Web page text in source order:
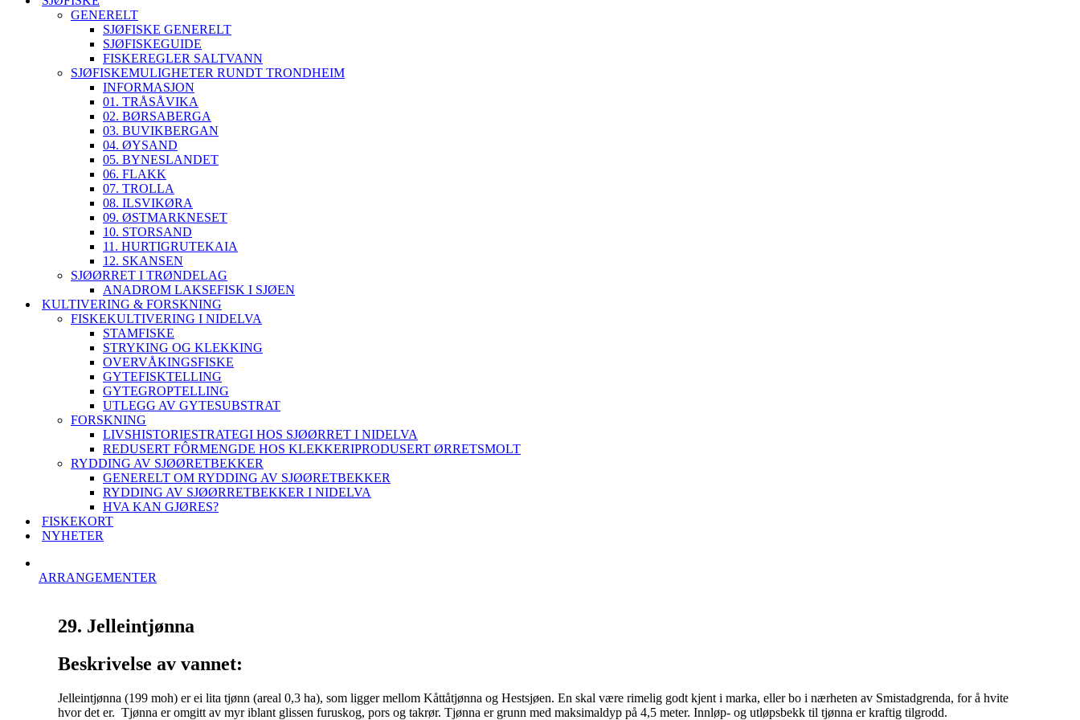
GENERELT
SJØFISKE GENERELT
SJØFISKEGUIDE
FISKEREGLER SALTVANN
SJØFISKEMULIGHETER RUNDT TRONDHEIM
INFORMASJON
01. TRÅSÅVIKA
02. BØRSABERGA
03. BUVIKBERGAN
04. ØYSAND
05. BYNESLANDET
06. FLAKK
07. TROLLA
08. ILSVIKØRA
09. ØSTMARKNESET
10. STORSAND
11. HURTIGRUTEKAIA
12. SKANSEN
SJØØRRET I TRØNDELAG
ANADROM LAKSEFISK I SJØEN
KULTIVERING & FORSKNING
FISKEKULTIVERING I NIDELVA
STAMFISKE
STRYKING OG KLEKKING
OVERVÅKINGSFISKE
GYTEFISKTELLING
GYTEGROPTELLING
UTLEGG AV GYTESUBSTRAT
FORSKNING
LIVSHISTORIESTRATEGI HOS SJØØRRET I NIDELVA
REDUSERT FÔRMENGDE HOS KLEKKERIPRODUSERT ØRRETSMOLT
RYDDING AV SJØØRETBEKKER
GENERELT OM RYDDING AV SJØØRETBEKKER
RYDDING AV SJØØRRETBEKKER I NIDELVA
HVA KAN GJØRES?
FISKEKORT
NYHETER
ARRANGEMENTER
29. Jelleintjønna
Beskrivelse av vannet:
Jelleintjønna (199 moh) er ei lita tjønn (areal 0,3 ha), som ligger mellom Kåttåtjønna og Hestsjøen. En skal være rimelig godt kjent i marka, eller bo i nærheten av Smistadgrenda, for å hvite
hvor det er. Tjønna er omgitt av myr iblant glissen furuskog, pors og takrør. Tjønna er grunn med maksimaldyp på 4,5 meter. Innløp- og utløpsbekk til tjønna er kraftig tilgrodd.